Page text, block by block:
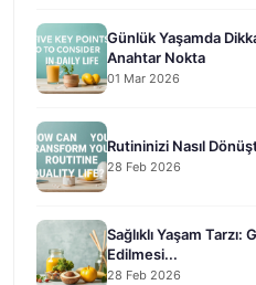
Günlük Yaşamda
Anahtar Nokta
01 Mar 2026
Rutininizi Nasıl
28 Feb 2026
Sağlıklı Yaşam
Edilmesi...
28 Feb 2026